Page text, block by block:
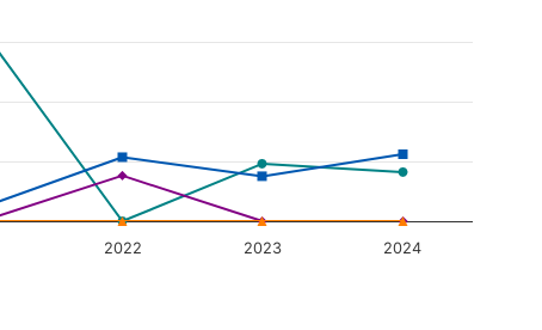
2022 2023 2024